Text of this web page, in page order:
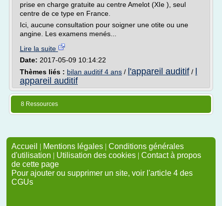
prise en charge gratuite au centre Amelot (XIe ), seul
centre de ce type en France.
Ici, aucune consultation pour soigner une otite ou une
angine. Les examens menés...
Lire la suite
Date: 2017-05-09 10:14:22
Thèmes liés : bilan auditif 4 ans / l'appareil auditif /
appareil auditif
8 Ressources
Accueil | Mentions légales | Conditions générales
d'utilisation | Utilisation des cookies | Contact à propos
de cette page
Pour ajouter ou supprimer un site, voir l'article 4 des
CGUs